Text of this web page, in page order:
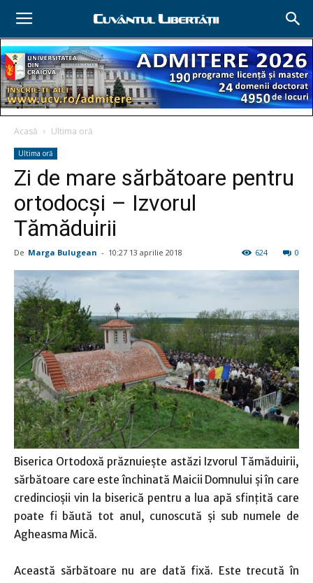
Acasă Ultima oră
Ultima oră
Zi de mare sărbătoare pentru
ortodocşi – Izvorul
Tămăduirii
De Marga Bulugean - 10:27 13 aprilie 2018 0
624
Biserica Ortodoxă prăznuieşte astăzi Izvorul Tămăduirii,
sărbătoare care este închinată Maicii Domnului şi în care
credincioşii vin la biserică pentru a lua apă sfinţită care
poate fi băută tot anul, cunoscută şi sub numele de
Agheasma Mică.
Această sărbătoare nu are dată fixă. Este trecută în